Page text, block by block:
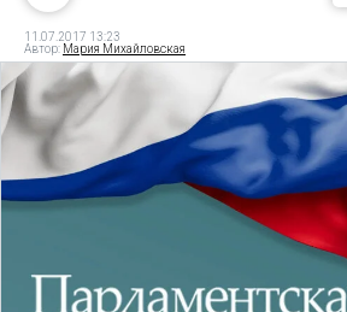
11.07.2017 13:23
Автор: Мария Михайловская